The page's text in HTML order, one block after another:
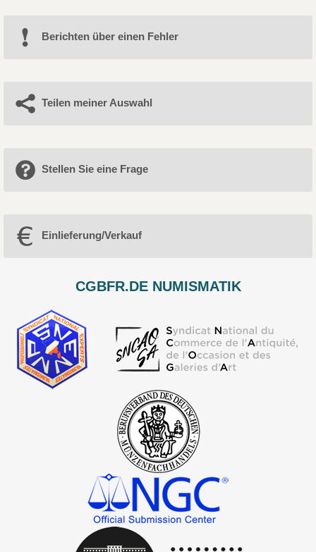
Berichten über einen Fehler
Teilen meiner Auswahl
Stellen Sie eine Frage
Einlieferung/Verkauf
CGBFR.DE NUMISMATIK